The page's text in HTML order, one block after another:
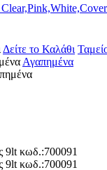
Δείτε το Καλάθι
Αγαπημένα